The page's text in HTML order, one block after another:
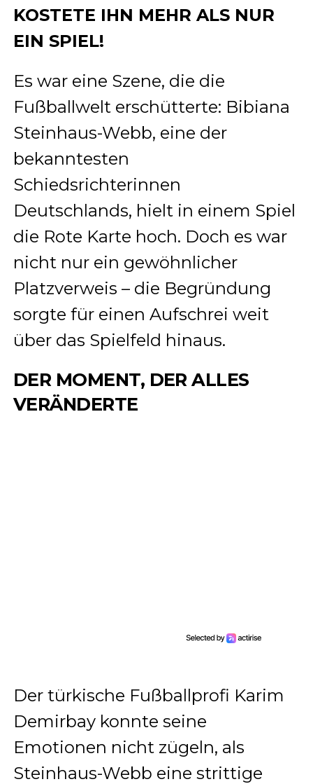
KOSTETE IHN MEHR ALS NUR
EIN SPIEL!
Es war eine Szene, die die
Fußballwelt erschütterte: Bibiana
Steinhaus-Webb, eine der
bekanntesten
Schiedsrichterinnen
Deutschlands, hielt in einem Spiel
die Rote Karte hoch. Doch es war
nicht nur ein gewöhnlicher
Platzverweis – die Begründung
sorgte für einen Aufschrei weit
über das Spielfeld hinaus.
DER MOMENT, DER ALLES
VERÄNDERTE
Der türkische Fußballprofi Karim
Demirbay konnte seine
Emotionen nicht zügeln, als
Steinhaus-Webb eine strittige